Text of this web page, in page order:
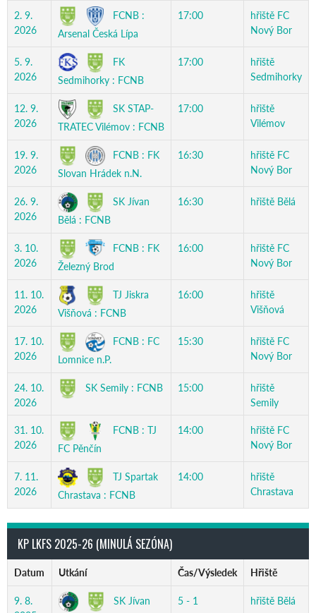
2. 9.
2026
FCNB :
Arsenal Česká Lípa
17:00
hřiště FC
Nový Bor
5. 9.
2026
FK
Sedmihorky : FCNB
17:00
hřiště
Sedmihorky
12. 9.
2026
SK STAP-
TRATEC Vilémov : FCNB
17:00
hřiště
Vilémov
19. 9.
2026
FCNB : FK
Slovan Hrádek n.N.
16:30
hřiště FC
Nový Bor
26. 9.
2026
SK Jívan
Bělá : FCNB
16:30 hřiště Bělá
3. 10.
2026
FCNB : FK
Železný Brod
16:00
hřiště FC
Nový Bor
11. 10.
2026
TJ Jiskra
Višňová : FCNB
16:00
hřiště
Višňová
17. 10.
2026
FCNB : FC
Lomnice n.P.
15:30
hřiště FC
Nový Bor
24. 10.
2026
SK Semily : FCNB 15:00
hřiště
Semily
31. 10.
2026
FCNB : TJ
FC Pěnčín
14:00
hřiště FC
Nový Bor
7. 11.
2026
TJ Spartak
Chrastava : FCNB
14:00
hřiště
Chrastava
KP LKFS 2025-26 (MINULÁ SEZÓNA)
Datum Utkání Čas/Výsledek Hřiště
9. 8.
SK Jívan
5 - 1 hřiště Bělá